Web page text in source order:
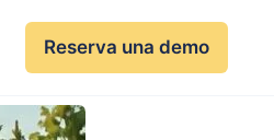
Reserva una demo